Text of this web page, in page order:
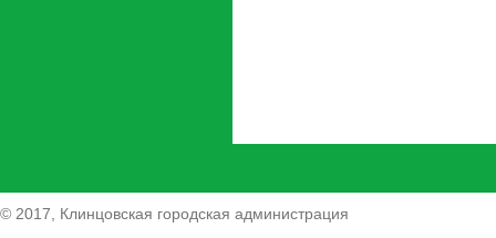
© 2017, Клинцовская городская администрация